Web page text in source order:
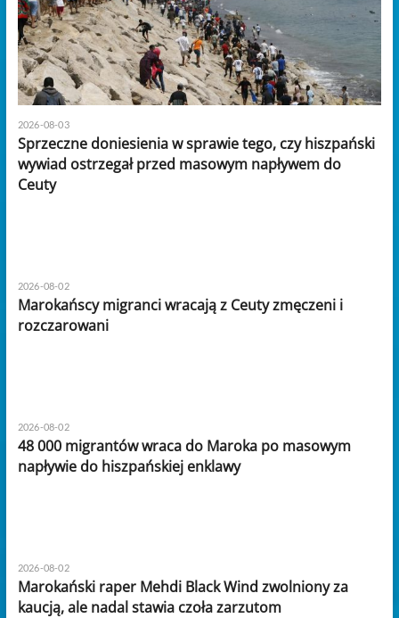
2026-08-03
Sprzeczne doniesienia w sprawie tego, czy hiszpański
wywiad ostrzegał przed masowym napływem do
Ceuty
2026-08-02
Marokańscy migranci wracają z Ceuty zmęczeni i
rozczarowani
2026-08-02
48 000 migrantów wraca do Maroka po masowym
napływie do hiszpańskiej enklawy
2026-08-02
Marokański raper Mehdi Black Wind zwolniony za
kaucją, ale nadal stawia czoła zarzutom